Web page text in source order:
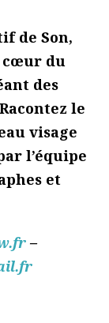
de Son,
cœur du
des
le
visage
l’équipe
et
–